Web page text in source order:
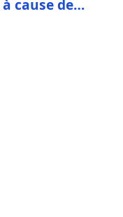
cause de…